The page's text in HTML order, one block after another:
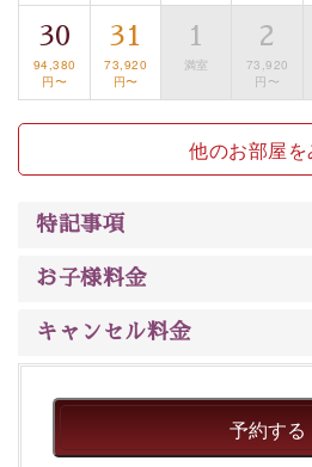
上諏訪温泉“しんゆ”なら諏訪大
で心癒されます。
清らかな源泉、自然の恵みある
るお部屋、 大人のたしなみを感
癒される宿で贅沢に幸せのとき
30
94,380
円〜
31
73,920
円〜
1
満室
2
73,920
円〜
他のお部屋を
特記事項
お子様料金
キャンセル料金
予約する